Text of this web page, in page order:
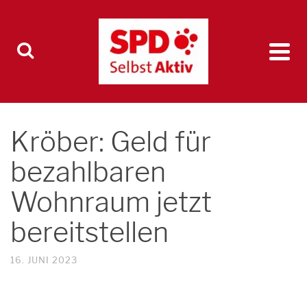
Kröber: Geld für
bezahlbaren
Wohnraum jetzt
bereitstellen
16. JUNI 2023